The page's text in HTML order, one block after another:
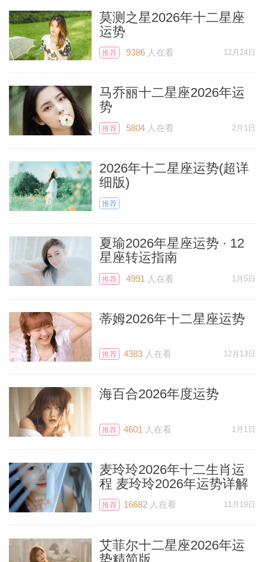
莫测之星2026年十二星座
运势
推荐 9386人在看 12月24日
马乔丽十二星座2026年运
势
推荐 5804人在看 2月1日
2026年十二星座运势(超详
细版)
推荐
夏瑜2026年星座运势 · 12
星座转运指南
推荐 4991 人在看 1月5日
蒂姆2026年十二星座运势
推荐 4383人在看 12月13日
海百合2026年度运势
推荐 4601 人在看 1月1日
麦玲玲2026年十二生肖运
程 麦玲玲2026年运势详解
推荐 16682人在看 11月19日
艾菲尔十二星座2026年运